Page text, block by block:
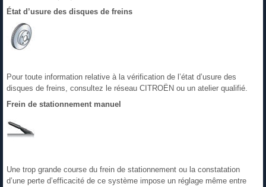
État d’usure des disques de freins
Pour toute information relative à la vérification de l’état d’usure des
disques de freins, consultez le réseau CITROËN ou un atelier qualifié.
Frein de stationnement manuel
Une trop grande course du frein de stationnement ou la constatation
d’une perte d’efficacité de ce système impose un réglage même entre